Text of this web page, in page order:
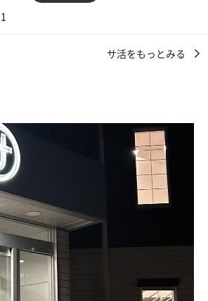
切りサウナ🔰初体験
ウありでしたので、ボチボチロウリュウ
麗で木の香りが凄い！
なのでカワイイ女性と再訪したいですな〜
が3種類の水シャワーできます。
はジャズが流れていますがBluetoothでお
タッチパネルでお好みの温度にできます。
ワー
りがとうございました。
1
サ活をもっとみる